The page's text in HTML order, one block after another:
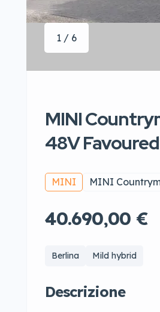
1 / 6
MINI
48V Favoured
MINI MINI
40.690,00 €
Berlina Mild hybrid
Descrizione